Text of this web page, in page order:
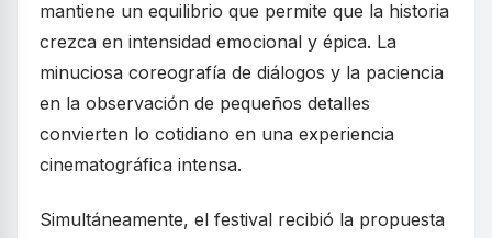
mantiene un equilibrio que permite que la historia
crezca en intensidad emocional y épica. La
minuciosa coreografía de diálogos y la paciencia
en la observación de pequeños detalles
convierten lo cotidiano en una experiencia
cinematográfica intensa.
Simultáneamente, el festival recibió la propuesta